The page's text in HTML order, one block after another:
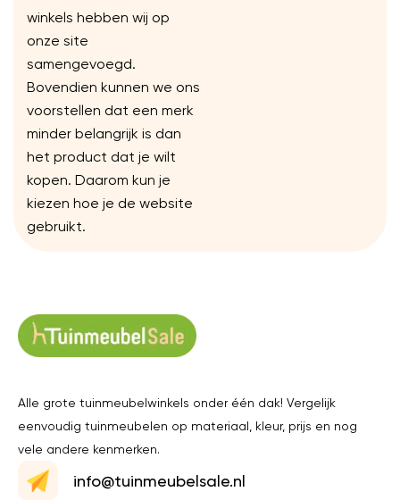
winkels hebben wij op
onze site
samengevoegd.
Bovendien kunnen we ons
voorstellen dat een merk
minder belangrijk is dan
het product dat je wilt
kopen. Daarom kun je
kiezen hoe je de website
gebruikt.
Alle grote tuinmeubelwinkels onder één dak! Vergelijk
eenvoudig tuinmeubelen op materiaal, kleur, prijs en nog
vele andere kenmerken.
info@tuinmeubelsale.nl